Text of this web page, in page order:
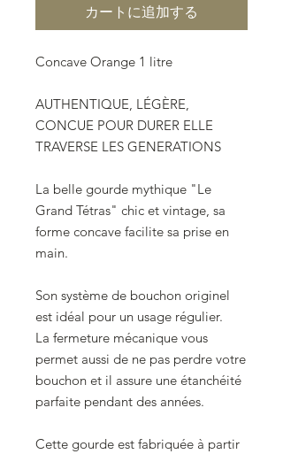
カートに追加する
Concave Orange 1 litre
AUTHENTIQUE, LÉGÈRE,
CONCUE POUR DURER ELLE
TRAVERSE LES GENERATIONS
La belle gourde mythique "Le
Grand Tétras" chic et vintage, sa
forme concave facilite sa prise en
main.
Son système de bouchon originel
est idéal pour un usage régulier.
La fermeture mécanique vous
permet aussi de ne pas perdre votre
bouchon et il assure une étanchéité
parfaite pendant des années.
Cette gourde est fabriquée à partir